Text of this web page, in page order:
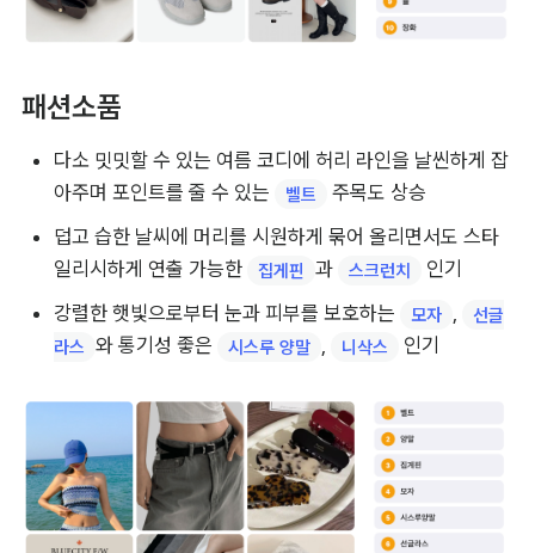
패션소품
다소 밋밋할 수 있는 여름 코디에 허리 라인을 날씬하게 잡
아주며 포인트를 줄 수 있는
벨트
주목도 상승
덥고 습한 날씨에 머리를 시원하게 묶어 올리면서도 스타
일리시하게 연출 가능한
집게핀 과 스크런치
인기
강렬한 햇빛으로부터 눈과 피부를 보호하는
모자 ,
선글
라스 와 통기성 좋은 시스루 양말 , 니삭스 인기